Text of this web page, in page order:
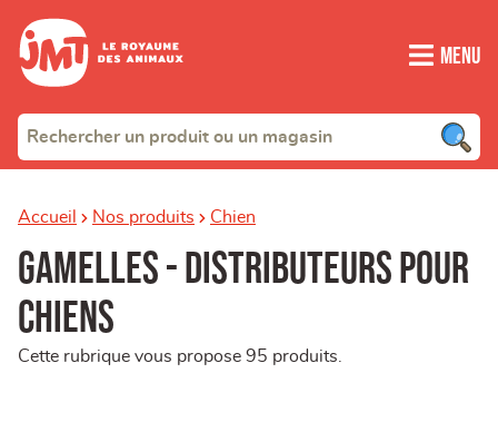
Menu
Accueil Nos produits Chien
Gamelles - Distributeurs pour
chiens
Cette rubrique vous propose 95 produits.